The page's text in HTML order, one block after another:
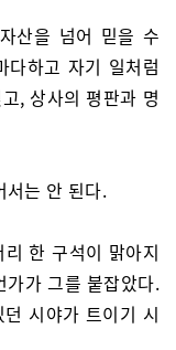
산을 넘어 믿을 수
다하고 자기 일처럼
, 상사의 평판과 명
서는 안 된다.
한 구석이 맑아지
가 그를 붙잡았다.
시야가 트이기 시